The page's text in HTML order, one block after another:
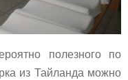
полезного по
из Тайланда можно